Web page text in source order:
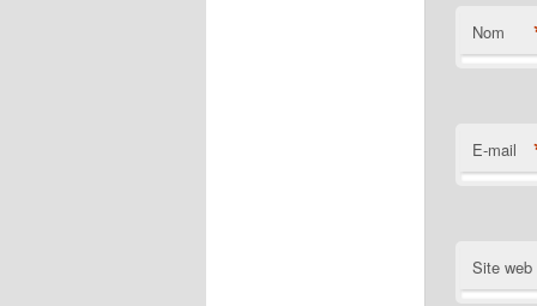
Nom
E-mail
Site web